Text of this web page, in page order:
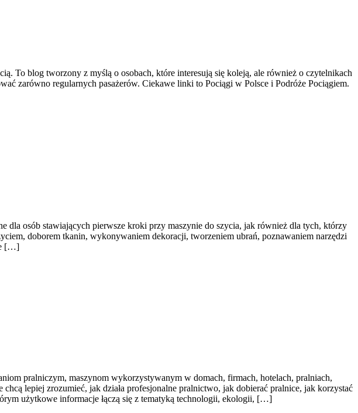
To blog tworzony z myślą o osobach, które interesują się koleją, ale również o czytelnikach
zarówno regularnych pasażerów. Ciekawe linki to Pociągi w Polsce i Podróże Pociągiem.
dla osób stawiających pierwsze kroki przy maszynie do szycia, jak również dla tych, którzy
doborem tkanin, wykonywaniem dekoracji, tworzeniem ubrań, poznawaniem narzędzi
[…]
pralniczym, maszynom wykorzystywanym w domach, firmach, hotelach, pralniach,
lepiej zrozumieć, jak działa profesjonalne pralnictwo, jak dobierać pralnice, jak korzystać
użytkowe informacje łączą się z tematyką technologii, ekologii, […]